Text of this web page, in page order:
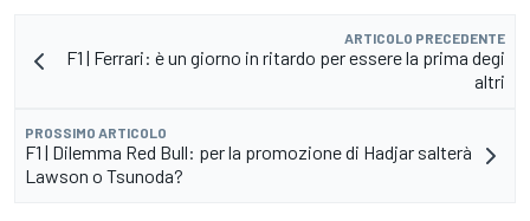
ARTICOLO PRECEDENTE
F1 | Ferrari: è un giorno in ritardo per essere la prima degi
altri
PROSSIMO ARTICOLO
F1 | Dilemma Red Bull: per la promozione di Hadjar salterà
Lawson o Tsunoda?